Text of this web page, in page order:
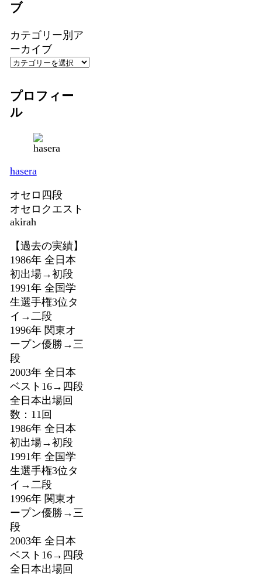
ブ
カテゴリー別ア
ーカイブ
プロフィー
ル
hasera
オセロ四段
オセロクエスト
akirah
【過去の実績】
1986年 全日本
初出場→初段
1991年 全国学
生選手権3位タ
イ→二段
1996年 関東オ
ープン優勝→三
段
2003年 全日本
ベスト16→四段
全日本出場回
数：11回
1986年 全日本
初出場→初段
1991年 全国学
生選手権3位タ
イ→二段
1996年 関東オ
ープン優勝→三
段
2003年 全日本
ベスト16→四段
全日本出場回